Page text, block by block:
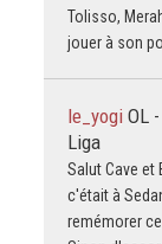
Tolisso,
jouer à son
le_yogi OL
Liga
Salut Cave et
c'était à
remémorer